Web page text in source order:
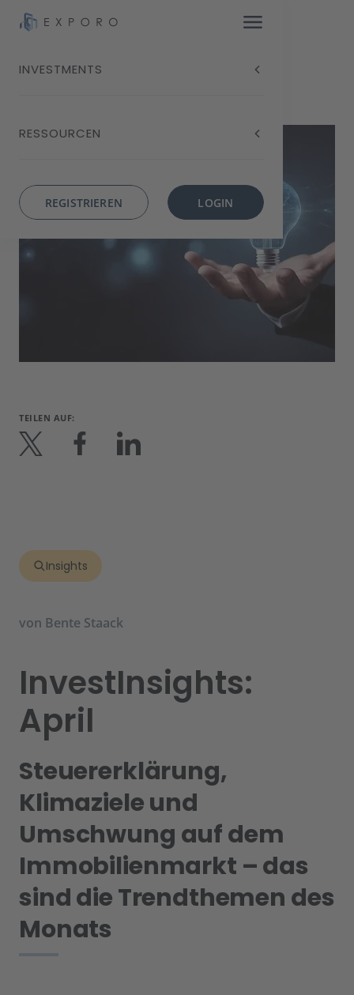
INVESTMENTS
RESSOURCEN
REGISTRIEREN LOGIN
April 2024
TEILEN AUF:
Insights
von Bente Staack
InvestInsights:
April
Steuererklärung,
Klimaziele und
Umschwung auf dem
Immobilienmarkt – das
sind die Trendthemen des
Monats